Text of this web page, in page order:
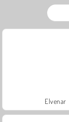
Elvenar